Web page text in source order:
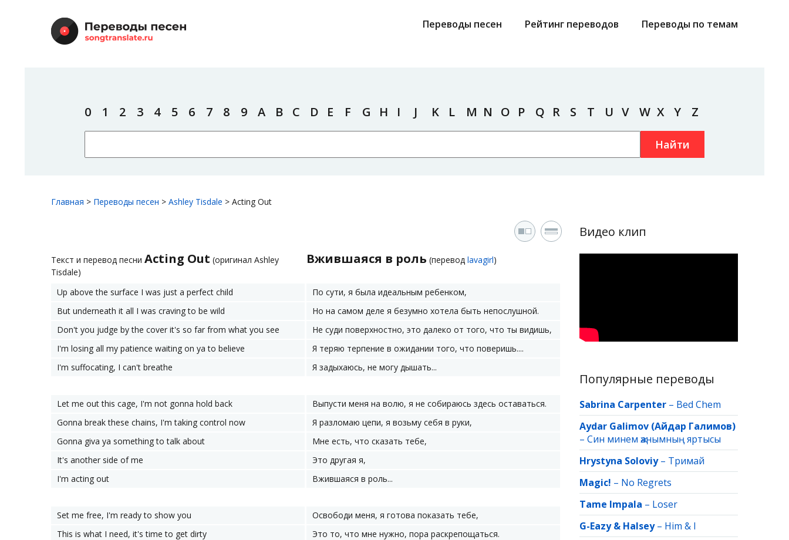
Переводы песен Рейтинг переводов Переводы по темам
0 1 2 3 4 5 6 7 8 9 A B C D E F G H I J K L M N O P Q R S T U V W X Y Z
Найти
Главная > Переводы песен > Ashley Tisdale > Acting Out
Текст и перевод песни Acting Out (оригинал Ashley
Tisdale)
Вжившаяся в роль (перевод lavagirl)
Up above the surface I was just a perfect child
По сути, я была идеальным ребенком,
But underneath it all I was craving to be wild
Но на самом деле я безумно хотела быть непослушной.
Don't you judge by the cover it's so far from what you see
Не суди поверхностно, это далеко от того, что ты видишь,
I'm losing all my patience waiting on ya to believe
Я теряю терпение в ожидании того, что поверишь....
I'm suffocating, I can't breathe
Я задыхаюсь, не могу дышать...
Let me out this cage, I'm not gonna hold back
Выпусти меня на волю, я не собираюсь здесь оставаться.
Gonna break these chains, I'm taking control now
Я разломаю цепи, я возьму себя в руки,
Gonna giva ya something to talk about
Мне есть, что сказать тебе,
It's another side of me
Это другая я,
I'm acting out
Вжившаяся в роль...
Set me free, I'm ready to show you
Освободи меня, я готова показать тебе,
This is what I need, it's time to get dirty
Это то, что мне нужно, пора раскрепощаться.
Видео клип
Популярные переводы
Sabrina Carpenter – Bed Chem
Aydar Galimov (Айдар Галимов)
– Син минем җанымның яртысы
Hrystyna Soloviy– Тримай
Magic! – No Regrets
Tame Impala – Loser
G-Eazy & Halsey– Him & I